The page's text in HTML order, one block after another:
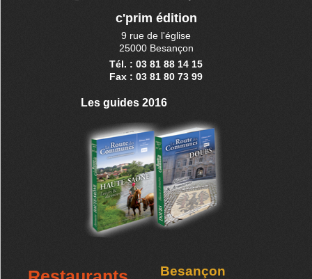
c'prim édition
9 rue de l'église
25000 Besançon
Tél. : 03 81 88 14 15
Fax : 03 81 80 73 99
Les guides 2016
Besançon